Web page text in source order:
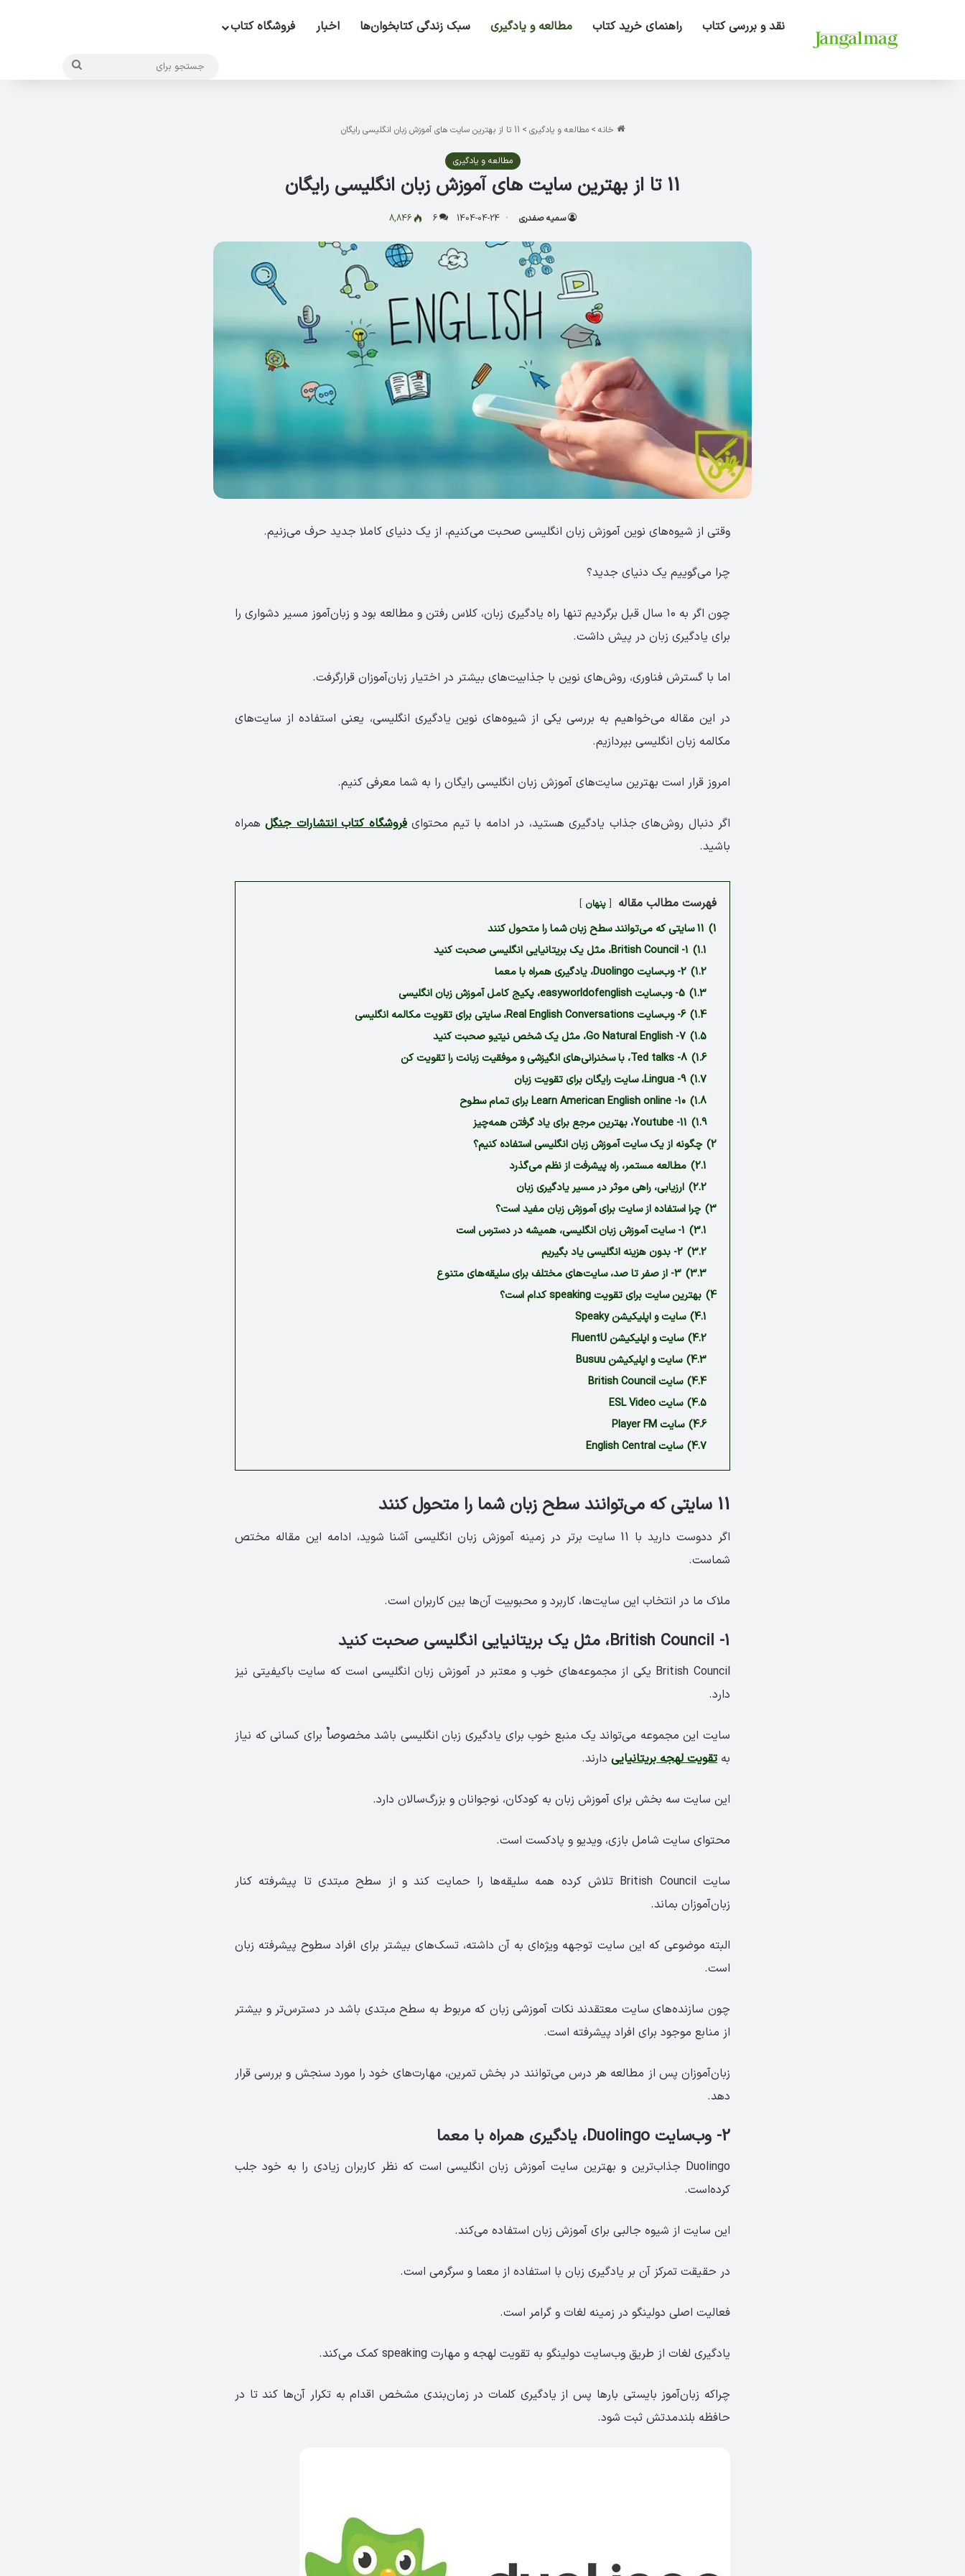
نقد و بررسی کتاب راهنمای خرید کتاب مطالعه و یادگیری سبک زندگی کتابخوان‌ها اخبار فروشگاه کتاب
جستجو
خانه > مطالعه و یادگیری > 11 تا از بهترین سایت های آموزش زبان انگلیسی رایگان
مطالعه و یادگیری
11 تا از بهترین سایت های آموزش زبان انگلیسی رایگان
سمیه صفدری 1404-04-24
6
8,846
وقتی از شیوه‌های نوین آموزش زبان انگلیسی صحبت می‌کنیم، از یک دنیای کاملا جدید حرف می‌زنیم.
چرا می‌گوییم یک دنیای جدید؟
چون اگر به ۱۰ سال قبل برگردیم تنها راه یادگیری زبان، کلاس رفتن و مطالعه بود و زبان‌آموز مسیر دشواری را
برای یادگیری زبان در پیش داشت.
اما با گسترش فناوری، روش‌های نوین با جذابیت‌های بیشتر در اختیار زبان‌آموزان قرارگرفت.
در این مقاله می‌خواهیم به بررسی یکی از شیوه‌های نوین یادگیری انگلیسی، یعنی استفاده از سایت‌های
مکالمه زبان انگلیسی بپردازیم.
امروز قرار است بهترین سایت‌های آموزش زبان انگلیسی رایگان را به شما معرفی کنیم.
اگر دنبال روش‌های جذاب یادگیری هستید، در ادامه با تیم محتوایفروشگاه کتاب انتشارات جنگلهمراه
باشید.
فهرست مطالب مقاله پنهان
1)
11 سایتی که می‌توانند سطح زبان شما را متحول کنند
1.1)
1- British Council، مثل یک بریتانیایی انگلیسی صحبت کنید
1.2) 2- وب‌سایت Duolingo، یادگیری همراه با معما
1.3) 5- وب‌سایت easyworldofenglish، پکیج کامل آموزش زبان انگلیسی
1.4) 6- وب‌سایت Real English Conversations، سایتی برای تقویت مکالمه انگلیسی
1.5) 7- Go Natural English، مثل یک شخص نیتیو صحبت کنید
1.6) 8- Ted talks، با سخنرانی‌های انگیزشی و موفقیت زبانت را تقویت کن
1.7) 9- Lingua، سایت رایگان برای تقویت زبان
1.8) 10- Learn American English online برای تمام سطوح
1.9)
11- Youtube، بهترین مرجع برای یاد گرفتن همه‌چیز
2) چگونه از یک سایت آموزش زبان انگلیسی استفاده کنیم؟
2.1) مطالعه مستمر، راه پیشرفت از نظم می‌گذرد
2.2) ارزیابی، راهی موثر در مسیر یادگیری زبان
3) چرا استفاده از سایت برای آموزش زبان مفید است؟
3.1)
1- سایت آموزش زبان انگلیسی، همیشه در دسترس است
3.2) 2- بدون هزینه انگلیسی یاد بگیریم
3.3) 3- از صفر تا صد، سایت‌های مختلف برای سلیقه‌های متنوع
4) بهترین سایت برای تقویت speaking کدام است؟
4.1) سایت و اپلیکیشن Speaky
4.2) سایت و اپلیکیشن FluentU
4.3) سایت و اپلیکیشن Busuu
4.4) سایت British Council
4.5) سایت ESL Video
4.6) سایت Player FM
4.7) سایت English Central
11 سایتی که می‌توانند سطح زبان شما را متحول کنند
اگر ددوست دارید با 11 سایت برتر در زمینه آموزش زبان انگلیسی آشنا شوید، ادامه این مقاله مختص
شماست.
ملاک ما در انتخاب این سایت‌ها، کاربرد و محبوبیت آن‌ها بین کاربران است.
1- British Council، مثل یک بریتانیایی انگلیسی صحبت کنید
British Council یکی از مجموعه‌های خوب و معتبر در آموزش زبان انگلیسی است که سایت باکیفیتی نیز
دارد.
سایت این مجموعه می‌تواند یک منبع خوب برای یادگیری زبان انگلیسی باشد مخصوصاٌ برای کسانی که نیاز
بهتقویت لهجه بریتانیایی دارند.
این سایت سه بخش برای آموزش زبان به کودکان، نوجوانان و بزرگ‌سالان دارد.
محتوای سایت شامل بازی، ویدیو و پادکست است.
سایت British Council تلاش کرده همه سلیقه‌ها را حمایت کند و از سطح مبتدی تا پیشرفته کنار
زبان‌آموزان بماند.
البته موضوعی که این سایت توجهه ویژه‌ای به آن داشته، تسک‌های بیشتر برای افراد سطوح پیشرفته زبان
است.
چون سازنده‌های سایت معتقدند نکات آموزشی زبان که مربوط به سطح مبتدی باشد در دسترس‌تر و بیشتر
از منابع موجود برای افراد پیشرفته است.
زبان‌آموزان پس از مطالعه هر درس می‌توانند در بخش تمرین، مهارت‌های خود را مورد سنجش و بررسی قرار
دهد.
2- وب‌سایت Duolingo، یادگیری همراه با معما
Duolingo جذاب‌ترین و بهترین سایت آموزش زبان انگلیسی است که نظر کاربران زیادی را به خود جلب
کرده‌است.
این سایت از شیوه جالبی برای آموزش زبان استفاده می‌کند.
در حقیقت تمرکز آن بر یادگیری زبان با استفاده از معما و سرگرمی است.
فعالیت اصلی دولینگو در زمینه لغات و گرامر است.
یادگیری لغات از طریق وب‌سایت دولینگو به تقویت لهجه و مهارت speaking کمک می‌کند.
چراکه زبان‌آموز بایستی بارها پس از یادگیری کلمات در زمان‌بندی مشخص اقدام به تکرار آن‌ها کند تا در
حافظه بلندمدتش ثبت شود.